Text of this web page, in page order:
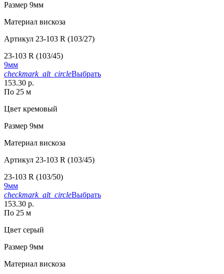
Размер 9мм
Материал вискоза
Артикул 23-103 R (103/27)
23-103 R (103/45)
9мм
checkmark_alt_circleВыбрать
153.30 р.
По 25 м
Цвет кремовый
Размер 9мм
Материал вискоза
Артикул 23-103 R (103/45)
23-103 R (103/50)
9мм
checkmark_alt_circleВыбрать
153.30 р.
По 25 м
Цвет серый
Размер 9мм
Материал вискоза